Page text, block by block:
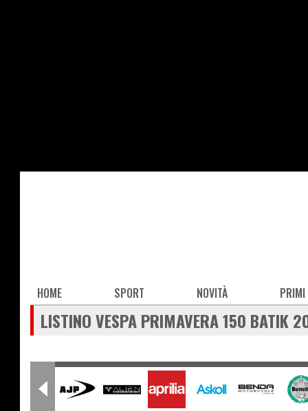
Main
navigation
HOME SPORT NOVITÀ PRIMI
LISTINO VESPA PRIMAVERA 150 BATIK